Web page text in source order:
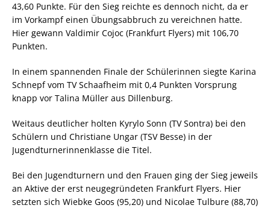
43,60 Punkte. Für den Sieg reichte es dennoch nicht, da er
im Vorkampf einen Übungsabbruch zu vereichnen hatte.
Hier gewann Valdimir Cojoc (Frankfurt Flyers) mit 106,70
Punkten.
In einem spannenden Finale der Schülerinnen siegte Karina
Schnepf vom TV Schaafheim mit 0,4 Punkten Vorsprung
knapp vor Talina Müller aus Dillenburg.
Weitaus deutlicher holten Kyrylo Sonn (TV Sontra) bei den
Schülern und Christiane Ungar (TSV Besse) in der
Jugendturnerinnenklasse die Titel.
Bei den Jugendturnern und den Frauen ging der Sieg jeweils
an Aktive der erst neugegründeten Frankfurt Flyers. Hier
setzten sich Wiebke Goos (95,20) und Nicolae Tulbure (88,70)